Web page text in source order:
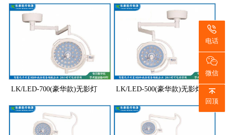
LK/LED-700(豪华款)无影灯 LK/LED-500(豪华款)无影灯
电话
微信
回顶